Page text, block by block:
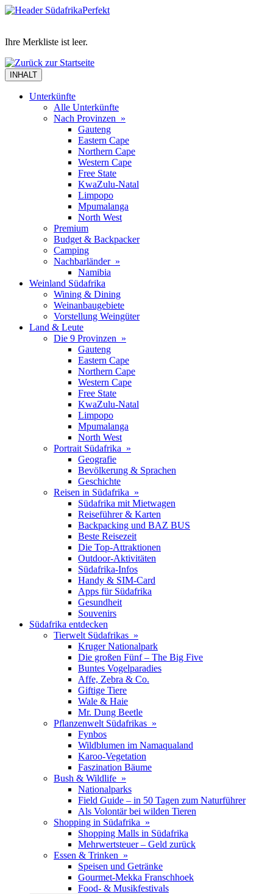
Ihre Merkliste ist leer.
INHALT
Unterkünfte
Alle Unterkünfte
Nach Provinzen »
Gauteng
Eastern Cape
Northern Cape
Western Cape
Free State
KwaZulu-Natal
Limpopo
Mpumalanga
North West
Premium
Budget & Backpacker
Camping
Nachbarländer »
Namibia
Weinland Südafrika
Wining & Dining
Weinanbaugebiete
Vorstellung Weingüter
Land & Leute
Die 9 Provinzen »
Gauteng
Eastern Cape
Northern Cape
Western Cape
Free State
KwaZulu-Natal
Limpopo
Mpumalanga
North West
Portrait Südafrika »
Geografie
Bevölkerung & Sprachen
Geschichte
Reisen in Südafrika »
Südafrika mit Mietwagen
Reiseführer & Karten
Backpacking und BAZ BUS
Beste Reisezeit
Die Top-Attraktionen
Outdoor-Aktivitäten
Südafrika-Infos
Handy & SIM-Card
Apps für Südafrika
Gesundheit
Souvenirs
Südafrika entdecken
Tierwelt Südafrikas »
Kruger Nationalpark
Die großen Fünf – The Big Five
Buntes Vogelparadies
Affe, Zebra & Co.
Giftige Tiere
Wale & Haie
Mr. Dung Beetle
Pflanzenwelt Südafrikas »
Fynbos
Wildblumen im Namaqualand
Karoo-Vegetation
Faszination Bäume
Bush & Wildlife »
Nationalparks
Field Guide – in 50 Tagen zum Naturführer
Als Volontär bei wilden Tieren
Shopping in Südafrika »
Shopping Malls in Südafrika
Mehrwertsteuer – Geld zurück
Essen & Trinken »
Speisen und Getränke
Gourmet-Mekka Franschhoek
Food- & Musikfestivals